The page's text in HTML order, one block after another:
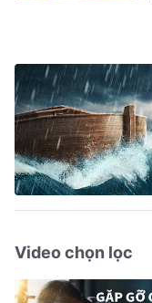
Video chọn lọc